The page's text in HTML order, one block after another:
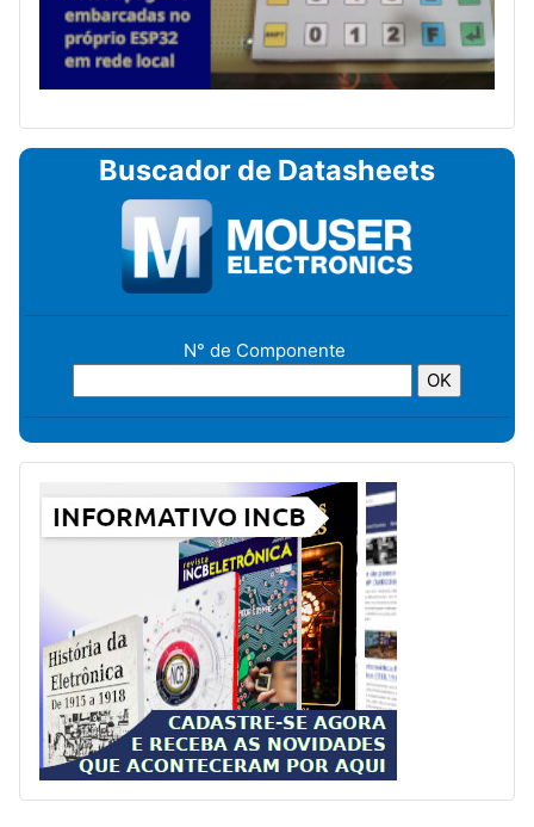
Buscador de Datasheets
N° de Componente